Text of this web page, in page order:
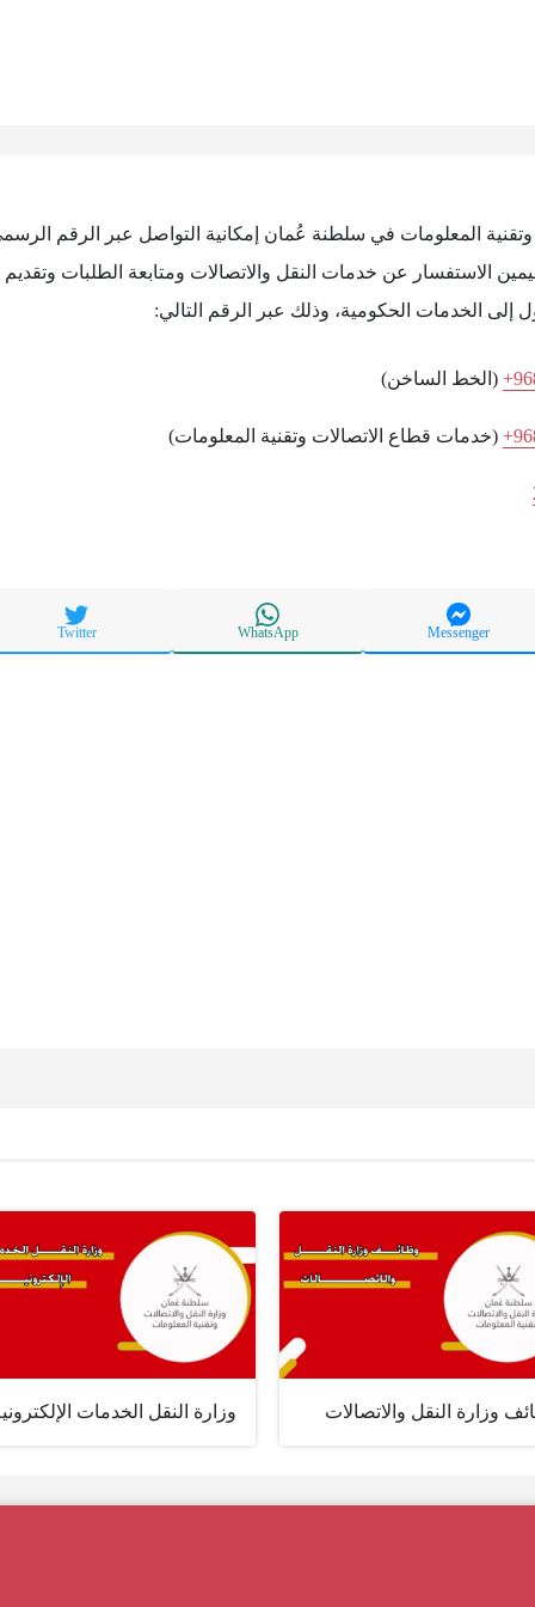
وتقنية المعلومات في سلطنة عُمان إمكانية التواصل عبر الرقم
الاستفسار عن خدمات النقل والاتصالات ومتابعة الطلبات وتقديم
الخدمات الحكومية، وذلك عبر الرقم التالي:
(الخط الساخن)
(خدمات قطاع الاتصالات وتقنية المعلومات)
Messenger
WhatsApp
Twitter
وزارة النقل والاتصالات وزارة النقل الخدمات